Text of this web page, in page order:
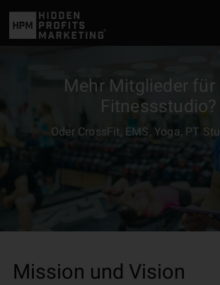
Mehr Mitglieder für
Fitnessstudio?
Oder CrossFit, EMS, Yoga, PT
Mission und Vision